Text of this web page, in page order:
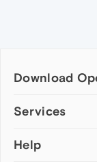
Download
Computer browsers
Opera for Mac
Services
Add-ons
Help